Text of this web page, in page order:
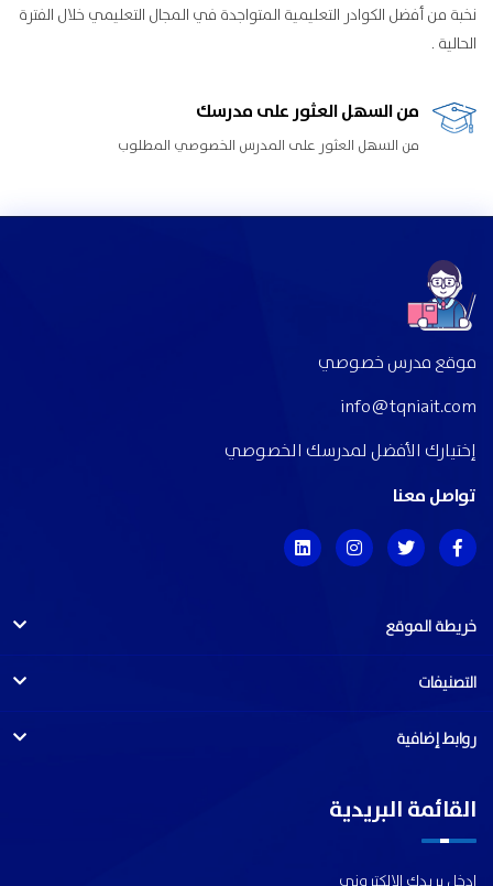
نخبة من أفضل الكوادر التعليمية المتواجدة في المجال التعليمي خلال الفترة
الحالية .
من السهل العثور على مدرسك
من السهل العثور على المدرس الخصوصي المطلوب
موقع مدرس خصوصي
info@tqniait.com
إختيارك الأفضل لمدرسك الخصوصي
تواصل معنا
خريطة الموقع
التصنيفات
روابط إضافية
القائمة البريدية